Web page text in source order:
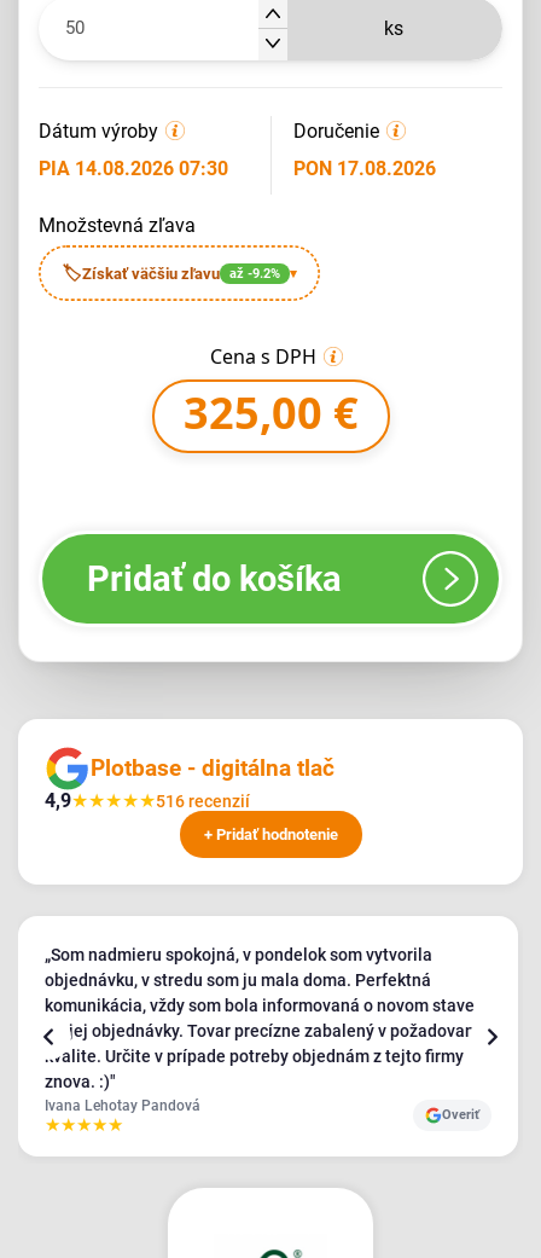
ks
Dátum výroby
PIA 14.08.2026 07:30
Doručenie
PON 17.08.2026
množstevná zľava
🏷Získať väčšiu zľavu až -9.2% ▾
Cena s DPH
325,00 €
Pridať do košíka
Plotbase - digitálna tlač
4,9★★★★★516 recenzií
+ Pridať hodnotenie
„Som nadmieru spokojná, v pondelok som vytvorila
objednávku, v stredu som ju mala doma. Perfektná
komunikácia, vždy som bola informovaná o novom stave
mojej objednávky. Tovar precízne zabalený v požadovanej
kvalite. Určite v prípade potreby objednám z tejto firmy
znova. :)"
Ivana Lehotay Pandová
★★★★★ Overiť